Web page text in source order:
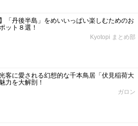
】「丹後半島」をめいいっぱい楽しむためのお
ット８選！
Kyotopi まとめ部
客に愛される幻想的な千本鳥居「伏見稲荷大
力を大解剖！
ガロン